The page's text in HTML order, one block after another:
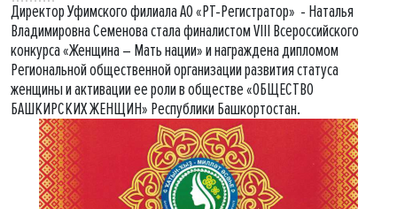
Директор Уфимского филиала АО «РТ-Регистратор» - Наталья
Владимировна Семенова стала финалистом VIII Всероссийского
конкурса «Женщина – Мать нации» и награждена дипломом
Региональной общественной организации развития статуса
женщины и активации ее роли в обществе «ОБЩЕСТВО
БАШКИРСКИХ ЖЕНЩИН» Республики Башкортостан.